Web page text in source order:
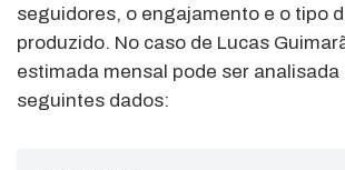
seguidores, o engajamento e o tipo
produzido. No caso de Lucas
estimada mensal pode ser analisada
seguintes dados: